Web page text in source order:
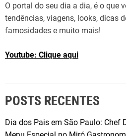
O portal do seu dia a dia, é o que
tendências, viagens, looks, dicas
famosidades e muito mais!
Youtube: Clique aqui
POSTS RECENTES
Dia dos Pais em São Paulo: Chef